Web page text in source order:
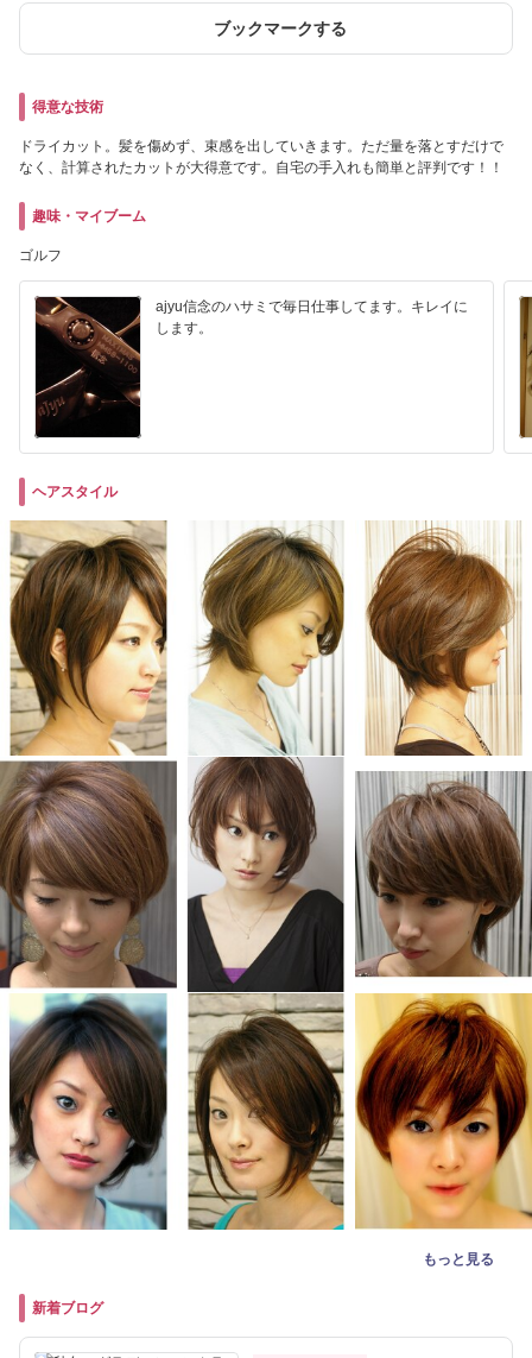
ブックマークする
得意な技術
ドライカット。髪を傷めず、束感を出していきます。ただ量を落とすだけで
なく、計算されたカットが大得意です。自宅の手入れも簡単と評判です！！
趣味・マイブーム
ゴルフ
ajyu信念のハサミで毎日仕事してます。キレイに
します。
ヘアスタイル
もっと見る
新着ブログ